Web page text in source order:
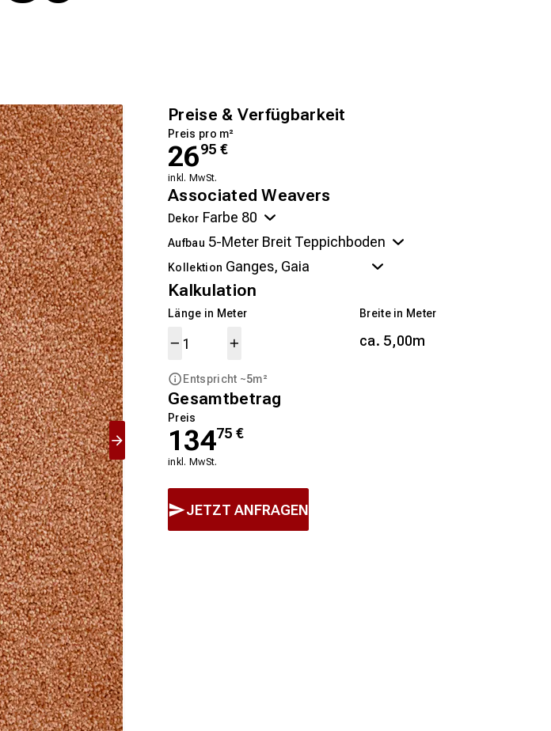
Preise & Verfügbarkeit
Preis pro m²
2695 €
inkl. MwSt.
Associated Weavers
Dekor
Aufbau
Kollektion
Kalkulation
Länge in Meter
Entspricht ~5m²
Breite in Meter
ca. 5,00m
Gesamtbetrag
Preis
13475 €
inkl. MwSt.
JETZT ANFRAGEN